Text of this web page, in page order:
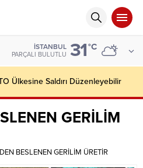
İSTANBUL
PARÇALI BULUTLU 31°C
Sonra Lübnan’da da Beyaz
Belgelendi
GERİLİM
BESLENEN GERİLİM ÜRETİR